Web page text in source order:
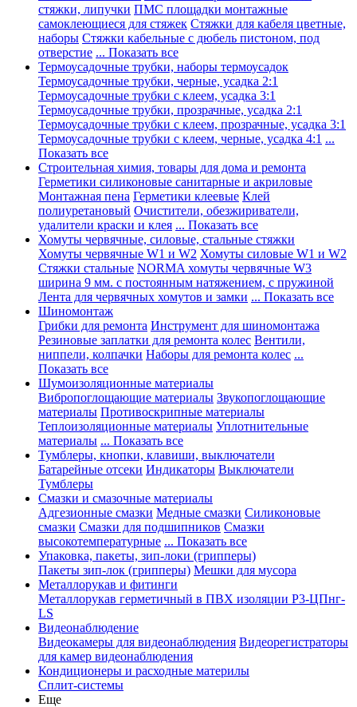
стяжки, липучки ПМС площадки монтажные
самоклеющиеся для стяжек Стяжки для кабеля цветные,
наборы Стяжки кабельные с дюбель пистоном, под
отверстие ... Показать все
Термоусадочные трубки, наборы термоусадок
Термоусадочные трубки, черные, усадка 2:1
Термоусадочные трубки с клеем, усадка 3:1
Термоусадочные трубки, прозрачные, усадка 2:1
Термоусадочные трубки с клеем, прозрачные, усадка 3:1
Термоусадочные трубки с клеем, черные, усадка 4:1 ...
Показать все
Строительная химия, товары для дома и ремонта
Герметики силиконовые санитарные и акриловые
Монтажная пена Герметики клеевые Клей
полиуретановый Очистители, обезжириватели,
удалители краски и клея ... Показать все
Хомуты червячные, силовые, стальные стяжки
Хомуты червячные W1 и W2 Хомуты силовые W1 и W2
Стяжки стальные NORMA хомуты червячные W3
ширина 9 мм. с постоянным натяжением, с пружиной
Лента для червячных хомутов и замки ... Показать все
Шиномонтаж
Грибки для ремонта Инструмент для шиномонтажа
Резиновые заплатки для ремонта колес Вентили,
ниппели, колпачки Наборы для ремонта колес ...
Показать все
Шумоизоляционные материалы
Вибропоглощающие материалы Звукопоглощающие
материалы Противоскрипные материалы
Теплоизоляционные материалы Уплотнительные
материалы ... Показать все
Тумблеры, кнопки, клавиши, выключатели
Батарейные отсеки Индикаторы Выключатели
Тумблеры
Смазки и смазочные материалы
Адгезионные смазки Медные смазки Силиконовые
смазки Смазки для подшипников Смазки
высокотемпературные ... Показать все
Упаковка, пакеты, зип-локи (грипперы)
Пакеты зип-лок (грипперы) Мешки для мусора
Металлорукав и фитинги
Металлорукав герметичный в ПВХ изоляции Р3-ЦПнг-
LS
Видеонаблюдение
Видеокамеры для видеонаблюдения Видеорегистраторы
для камер видеонаблюдения
Кондиционеры и расходные материлы
Сплит-системы
Еще